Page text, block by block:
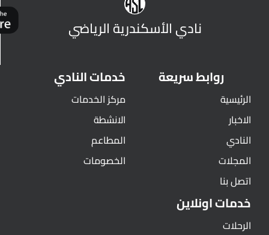
نادي الأسكندرية الرياضي
روابط سريعة
الرئيسية
الاخبار
النادي
المجلات
اتصل بنا
خدمات النادي
مركز الخدمات
الانشطة
المطاعم
الخصومات
خدمات اونلاين
الرحلات